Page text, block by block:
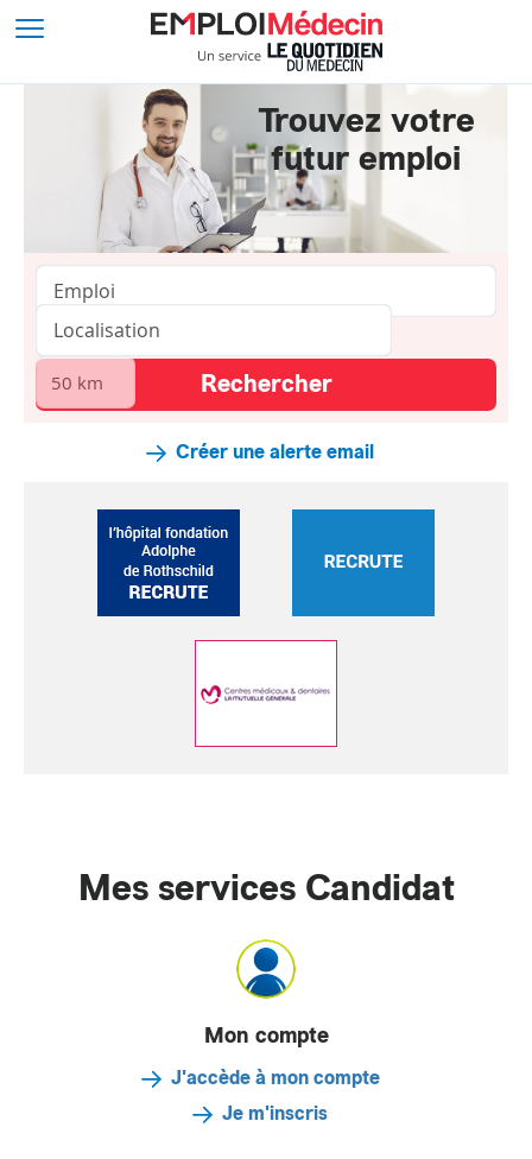
Trouvez votre
futur emploi
Créer une alerte email
Mes services Candidat
Mon compte
J'accède à mon compte
Je m'inscris